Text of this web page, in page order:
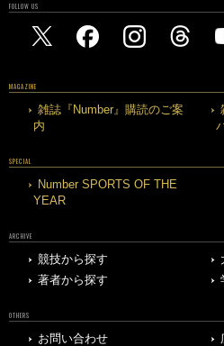
FOLLOW US
MAGAZINE
雑誌『Number』購読のご案
内
SPECIAL
Number SPORTS OF THE
YEAR
ARCHIVE
競技から探す
著者から探す
OTHERS
お問い合わせ